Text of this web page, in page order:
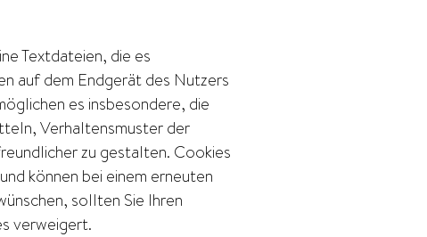
Textdateien, die es
auf dem Endgerät des Nutzers
es insbesondere, die
Verhaltensmuster der
zu gestalten. Cookies
können bei einem erneuten
sollten Sie Ihren
verweigert.